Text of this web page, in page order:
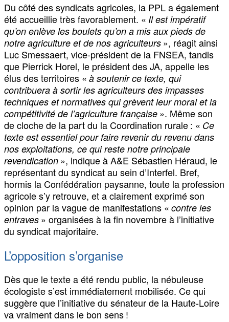
Du côté des syndicats agricoles, la PPL a également
été accueillie très favorablement. « Il est impératif
qu’on enlève les boulets qu’on a mis aux pieds de
notre agriculture et de nos agriculteurs », réagit ainsi
Luc Smessaert, vice-président de la FNSEA, tandis
que Pierrick Horel, le président des JA, appelle les
élus des territoires « à soutenir ce texte, qui
contribuera à sortir les agriculteurs des impasses
techniques et normatives qui grèvent leur moral et la
compétitivité de l’agriculture française ». Même son
de cloche de la part du la Coordination rurale : « Ce
texte est essentiel pour faire revenir du revenu dans
nos exploitations, ce qui reste notre principale
revendication », indique à A&E Sébastien Héraud, le
représentant du syndicat au sein d’Interfel. Bref,
hormis la Confédération paysanne, toute la profession
agricole s’y retrouve, et a clairement exprimé son
opinion par la vague de manifestations « contre les
entraves » organisées à la fin novembre à l’initiative
du syndicat majoritaire.
L’opposition s’organise
Dès que le texte a été rendu public, la nébuleuse
écologiste s’est immédiatement mobilisée. Ce qui
suggère que l’initiative du sénateur de la Haute-Loire
va vraiment dans le bon sens !